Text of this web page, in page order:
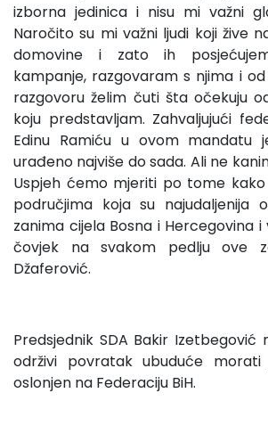
izborna jedinica i nisu mi važni
Naročito su mi važni ljudi koji žive
domovine i zato ih
kampanje, razgovaram s njima i
razgovoru želim čuti šta očekuju
koju predstavljam. Zahvaljujući
Edinu Ramiću u ovom mandatu
urađeno najviše do sada. Ali ne
Uspjeh ćemo mjeriti po tome kako
područjima koja su najudaljenija
zanima cijela Bosna i Hercegovina
čovjek na svakom pedlju ove
Džaferović.
Predsjednik SDA Bakir Izetbegović
održivi povratak ubuduće
oslonjen na Federaciju BiH.